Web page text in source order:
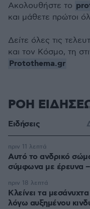
Ακολουθήστε το
και μάθετε πρώτοι
Δείτε όλες τις
και τον Κόσμο, τη
Protothema.gr
ΡΟΗ
Ειδήσεις
Αυτό το ανδρικό
σύμφωνα με έρευνα –
πριν 11 λεπτά
Κλείνει τα
λόγω αυξημένου
πριν 18 λεπτά